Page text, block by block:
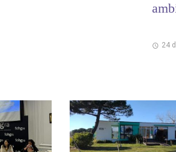
24